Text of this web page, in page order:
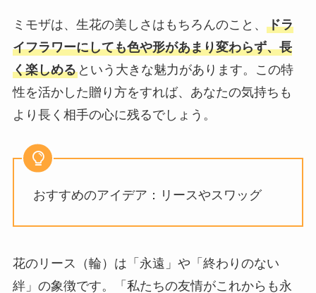
ミモザは、生花の美しさはもちろんのこと、 ドラ
イフラワーにしても色や形があまり変わらず、長
く楽しめるという大きな魅力があります。この特
性を活かした贈り方をすれば、あなたの気持ちも
より長く相手の心に残るでしょう。
おすすめのアイデア：リースやスワッグ
花のリース（輪）は「永遠」や「終わりのない
絆」の象徴です。「私たちの友情がこれからも永